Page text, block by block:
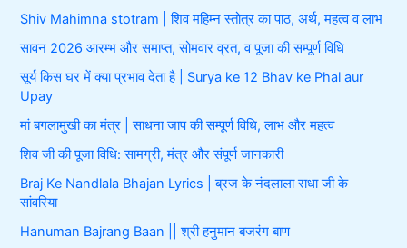
Shiv Mahimna stotram | शिव महिम्न स्तोत्र का पाठ, अर्थ, महत्व व लाभ
सावन 2026 आरम्भ और समाप्त, सोमवार व्रत, व पूजा की सम्पूर्ण विधि
सूर्य किस घर में क्या प्रभाव देता है | Surya ke 12 Bhav ke Phal aur
Upay
मां बगलामुखी का मंत्र | साधना जाप की सम्पूर्ण विधि, लाभ और महत्व
शिव जी की पूजा विधि: सामग्री, मंत्र और संपूर्ण जानकारी
Braj Ke Nandlala Bhajan Lyrics | ब्रज के नंदलाला राधा जी के
सांवरिया
Hanuman Bajrang Baan || श्री हनुमान बजरंग बाण